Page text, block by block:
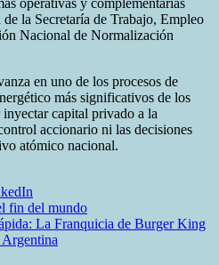
operativas y complementarias
la Secretaría de Trabajo, Empleo
Nacional de Normalización
en uno de los procesos de
más significativos de los
capital privado a la
accionario ni las decisiones
atómico nacional.
fin del mundo
La Franquicia de Burger King